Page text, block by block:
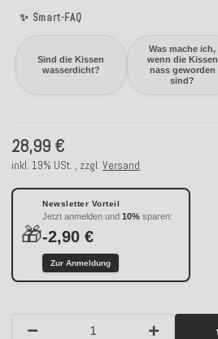
✨ Smart-FAQ
Sind die Kissen
wasserdicht?
Was mache ich,
wenn die Kissen
nass geworden
sind?
28,99 €
inkl. 19% USt. , zzgl. Versand
🎁
Newsletter Vorteil
Jetzt anmelden und 10% sparen:
-2,90 €
Zur Anmeldung